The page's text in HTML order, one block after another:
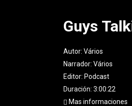
Guys
Autor: Vários
Narrador: Vários
Editor: Podcast
Duración: 3:00:22
Mas informaciones